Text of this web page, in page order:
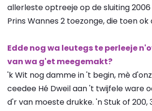
allerleste optreeje op de sluiting
Prins Wannes 2 toezonge, die toen
Edde nog wa leutegs te perleeje
van wa g'et meegemakt?
'k Wit nog damme in 't begin, mè
ceedee Hé Dweil aan 't twijfele ware
d'r van moeste drukke. 'n Stuk of 200,